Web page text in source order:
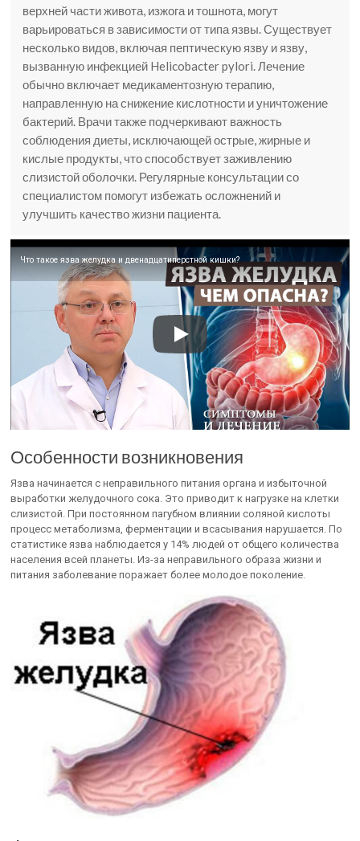
верхней части живота, изжога и тошнота, могут
варьироваться в зависимости от типа язвы. Существует
несколько видов, включая пептическую язву и язву,
вызванную инфекцией Helicobacter pylori. Лечение
обычно включает медикаментозную терапию,
направленную на снижение кислотности и уничтожение
бактерий. Врачи также подчеркивают важность
соблюдения диеты, исключающей острые, жирные и
кислые продукты, что способствует заживлению
слизистой оболочки. Регулярные консультации со
специалистом помогут избежать осложнений и
улучшить качество жизни пациента.
Что такое язва желудка и двенадцатиперстной кишки?
Особенности возникновения
Язва начинается с неправильного питания органа и избыточной
выработки желудочного сока. Это приводит к нагрузке на клетки
слизистой. При постоянном пагубном влиянии соляной кислоты
процесс метаболизма, ферментации и всасывания нарушается. По
статистике язва наблюдается у 14% людей от общего количества
населения всей планеты. Из-за неправильного образа жизни и
питания заболевание поражает более молодое поколение.